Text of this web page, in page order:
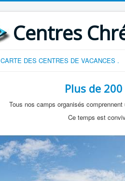
Centres
CARTE DES CENTRES DE VACANCES .
Plus de
Tous nos camps organisés
Ce temps est